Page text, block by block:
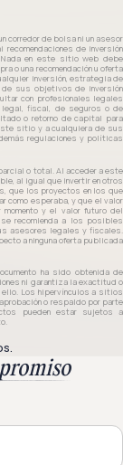
corredor de bolsa ni un asesor
de inversión
en este sitio web debe
o una recomendación u oferta
inversión, estrategia de
de sus objetivos de inversión
con profesionales legales
legal, fiscal, de seguros o de
o retorno de capital para
sitio y a cualquiera de sus
regulaciones y políticas
o total. Al acceder a este
al igual que invertir en otros
que los proyectos en los que
como esperaba, y que el valor
y el valor futuro del
recomienda a los posibles
asesores legales y fiscales.
a ninguna oferta publicada
ha sido obtenida de
ni garantiza la exactitud o
ello. Los hipervínculos a sitios
o respaldo por parte
pueden estar sujetos a